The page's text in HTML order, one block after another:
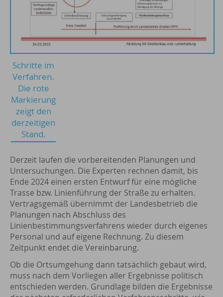
Schritte im
Verfahren.
Die rote
Markierung
zeigt den
derzeitigen
Stand.
Derzeit laufen die vorbereitenden Planungen und
Untersuchungen. Die Experten rechnen damit, bis
Ende 2024 einen ersten Entwurf für eine mögliche
Trasse bzw. Linienführung der Straße zu erhalten.
Vertragsgemäß übernimmt der Landesbetrieb die
Planungen nach Abschluss des
Linienbestimmungsverfahrens wieder durch eigenes
Personal und auf eigene Rechnung. Zu diesem
Zeitpunkt endet die Vereinbarung.
Ob die Ortsumgehung dann tatsächlich gebaut wird,
muss nach dem Vorliegen aller Ergebnisse politisch
entschieden werden. Grundlage bilden die Ergebnisse